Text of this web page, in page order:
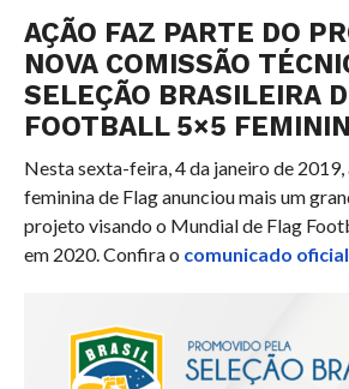
AÇÃO FAZ PARTE DO
NOVA COMISSÃO
SELEÇÃO BRASILEIRA
FOOTBALL 5×5
Nesta sexta-feira, 4 da janeiro de 2019,
feminina de Flag anunciou mais um
projeto visando o Mundial de Flag
em 2020. Confira o comunicado oficial